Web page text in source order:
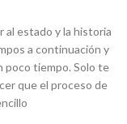
estado y la historia
a continuación y
poco tiempo. Solo te
que el proceso de